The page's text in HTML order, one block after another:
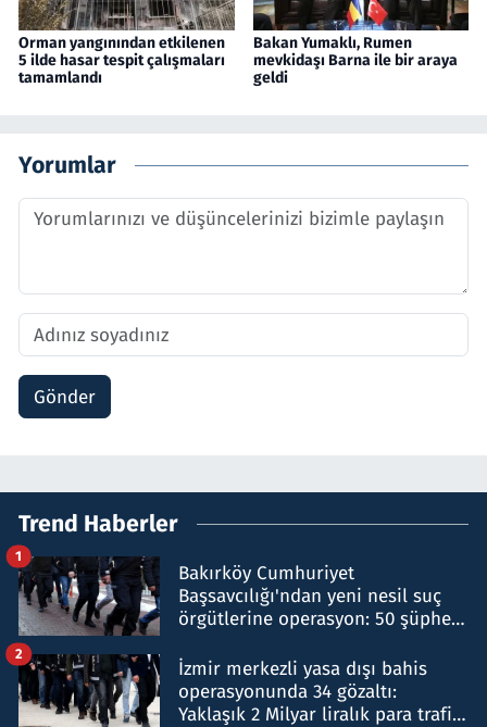
Orman yangınından etkilenen
5 ilde hasar tespit çalışmaları
tamamlandı
Bakan Yumaklı, Rumen
mevkidaşı Barna ile bir araya
geldi
Yorumlar
Gönder
Trend Haberler
Bakırköy Cumhuriyet
Başsavcılığı'ndan yeni nesil suç
örgütlerine operasyon: 50 şüpheli
1
İzmir merkezli yasa dışı bahis
operasyonunda 34 gözaltı:
Yaklaşık 2 Milyar liralık para trafiği
2